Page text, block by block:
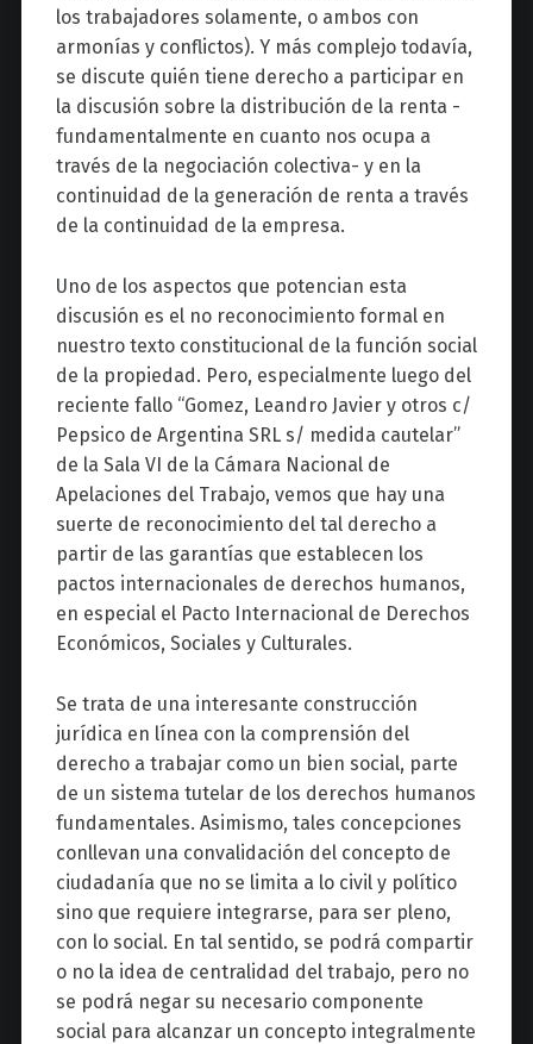
los trabajadores solamente, o ambos con
armonías y conflictos). Y más complejo todavía,
se discute quién tiene derecho a participar en
la discusión sobre la distribución de la renta -
fundamentalmente en cuanto nos ocupa a
través de la negociación colectiva- y en la
continuidad de la generación de renta a través
de la continuidad de la empresa.
Uno de los aspectos que potencian esta
discusión es el no reconocimiento formal en
nuestro texto constitucional de la función social
de la propiedad. Pero, especialmente luego del
reciente fallo “Gomez, Leandro Javier y otros c/
Pepsico de Argentina SRL s/ medida cautelar”
de la Sala VI de la Cámara Nacional de
Apelaciones del Trabajo, vemos que hay una
suerte de reconocimiento del tal derecho a
partir de las garantías que establecen los
pactos internacionales de derechos humanos,
en especial el Pacto Internacional de Derechos
Económicos, Sociales y Culturales.
Se trata de una interesante construcción
jurídica en línea con la comprensión del
derecho a trabajar como un bien social, parte
de un sistema tutelar de los derechos humanos
fundamentales. Asimismo, tales concepciones
conllevan una convalidación del concepto de
ciudadanía que no se limita a lo civil y político
sino que requiere integrarse, para ser pleno,
con lo social. En tal sentido, se podrá compartir
o no la idea de centralidad del trabajo, pero no
se podrá negar su necesario componente
social para alcanzar un concepto integralmente